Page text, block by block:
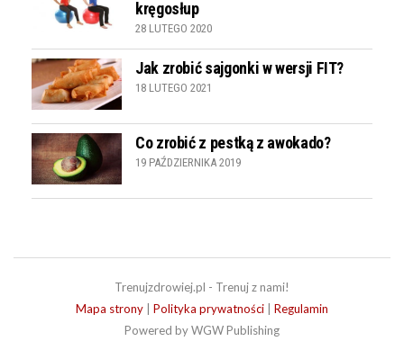
kręgosłup
28 LUTEGO 2020
Jak zrobić sajgonki w wersji FIT?
18 LUTEGO 2021
Co zrobić z pestką z awokado?
19 PAŹDZIERNIKA 2019
Trenujzdrowiej.pl - Trenuj z nami!
Mapa strony
Polityka prywatności
Regulamin
Powered by WGW Publishing